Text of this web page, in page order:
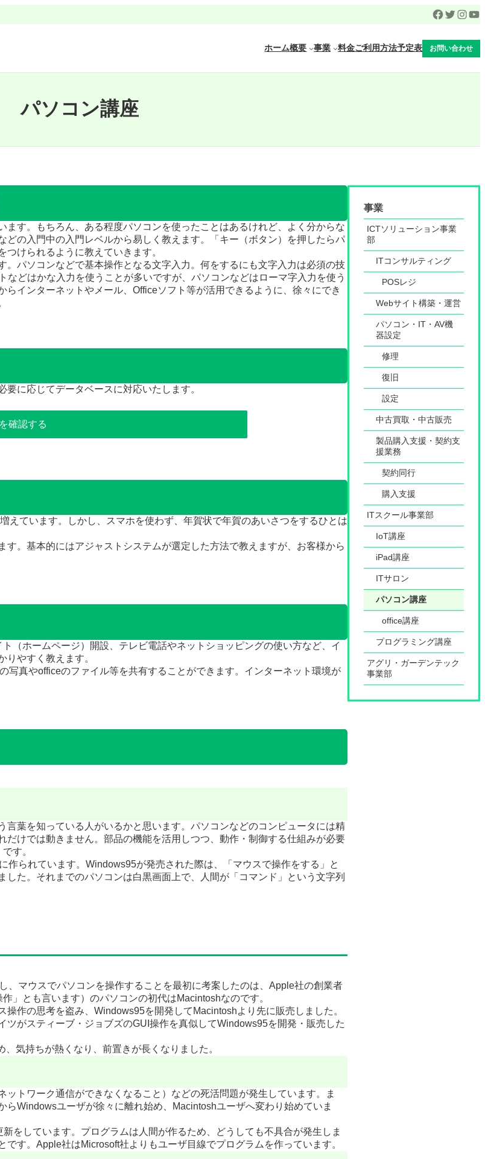
Facebook
Twitter
ホーム概要 事業 料金ご利用方法予定表 お問い合わせ
パソコン講座
す。もちろん、ある程度パソコンを使ったことはあるけれど、よく分からな
の入門中の入門レベルから易しく教えます。「キー（ボタン）を押したらパ
けられるように教えていきます。
パソコンなどで基本操作となる文字入力。何をするにも文字入力は必須の技
どはかな入力を使うことが多いですが、パソコンなどはローマ字入力を使う
インターネットやメール、Officeソフト等が活用できるように、徐々にでき
に応じてデータベースに対応いたします。
確認する
ています。しかし、スマホを使わず、年賀状で年賀のあいさつをするひとは
。基本的にはアジャストシステムが選定した方法で教えますが、お客様から
（ホームページ）開設、テレビ電話やネットショッピングの使い方など、イ
やすく教えます。
真やofficeのファイル等を共有することができます。インターネット環境が
葉を知っている人がいるかと思います。パソコンなどのコンピュータには精
けでは動きません。部品の機能を活用しつつ、動作・制御する仕組みが必要
す。
られています。Windows95が発売された際は、「マウスで操作をする」と
た。それまでのパソコンは白黒画面上で、人間が「コマンド」という文字列
、マウスでパソコンを操作することを最初に考案したのは、Apple社の創業者
」とも言います）のパソコンの初代はMacintoshなのです。
作の思考を盗み、Windows95を開発してMacintoshより先に販売しました。
がスティーブ・ジョブズのGUI操作を真似してWindows95を開発・販売した
気持ちが熱くなり、前置きが長くなりました。
トワーク通信ができなくなること）などの死活問題が発生しています。ま
Windowsユーザが徐々に離れ始め、Macintoshユーザへ変わり始めていま
をしています。プログラムは人間が作るため、どうしても不具合が発生しま
す。Apple社はMicrosoft社よりもユーザ目線でプログラムを作っています。
事業
ICTソリューション事業
部
ITコンサルティング
POSレジ
Webサイト構築・運営
パソコン・IT・AV機
器設定
修理
復旧
設定
中古買取・中古販売
製品購入支援・契約支
援業務
契約同行
購入支援
ITスクール事業部
IoT講座
iPad講座
ITサロン
パソコン講座
office講座
プログラミング講座
アグリ・ガーデンテック
事業部